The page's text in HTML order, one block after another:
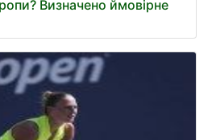
Визначено ймовірне